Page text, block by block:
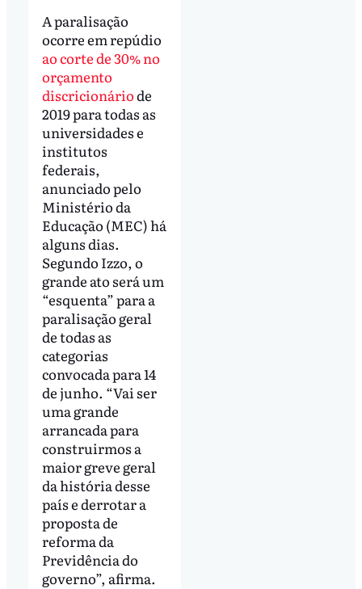
A paralisação
ocorre em repúdio
ao corte de 30% no
orçamento
discricionáriode
2019 para todas as
universidades e
institutos
federais,
anunciado pelo
Ministério da
Educação (MEC) há
alguns dias.
Segundo Izzo, o
grande ato será um
“esquenta” para a
paralisação geral
de todas as
categorias
convocada para 14
de junho. “Vai ser
uma grande
arrancada para
construirmos a
maior greve geral
da história desse
país e derrotar a
proposta de
reforma da
Previdência do
governo”, afirma.